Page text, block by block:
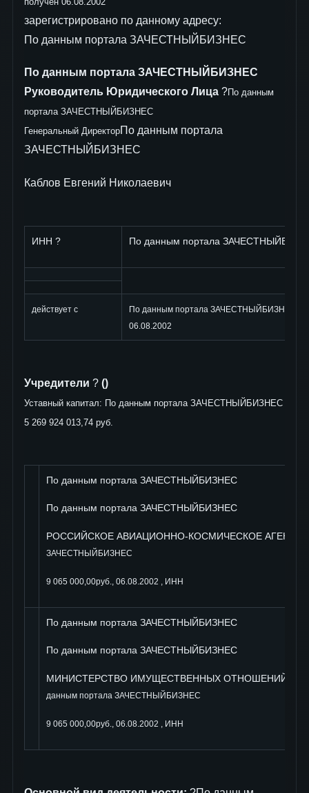
зарегистрировано по данному адресу:
По данным портала ЗАЧЕСТНЫЙБИЗНЕС
По данным портала ЗАЧЕСТНЫЙБИЗНЕС
Руководитель Юридического Лица ?По данным
портала ЗАЧЕСТНЫЙБИЗНЕС
Генеральный ДиректорПо данным портала
ЗАЧЕСТНЫЙБИЗНЕС
Каблов Евгений Николаевич
ИНН ? По данным портала
действует с
По данным портала ЗАЧЕСТНЫЙБИЗНЕС
06.08.2002
Учредители ? ()
Уставный капитал: По данным портала ЗАЧЕСТНЫЙБИЗНЕС
5 269 924 013,74 руб.
По данным портала ЗАЧЕСТНЫЙБИЗНЕС
По данным портала ЗАЧЕСТНЫЙБИЗНЕС
РОССИЙСКОЕ АВИАЦИОННО-КОСМИЧЕСКОЕ
ЗАЧЕСТНЫЙБИЗНЕС
9 065 000,00руб., 06.08.2002 , ИНН
По данным портала ЗАЧЕСТНЫЙБИЗНЕС
По данным портала ЗАЧЕСТНЫЙБИЗНЕС
МИНИСТЕРСТВО ИМУЩЕСТВЕННЫХ ОТНОШЕНИЙ
данным портала ЗАЧЕСТНЫЙБИЗНЕС
9 065 000,00руб., 06.08.2002 , ИНН